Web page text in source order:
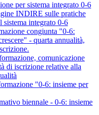
per sistema integrato 0-6
INDIRE sulle pratiche
sistema integrato 0-6
congiunta "0-6:
- quarta annualità,
comunicazione
di iscrizione relative alla
"0-6: insieme per
biennale - 0-6: insieme